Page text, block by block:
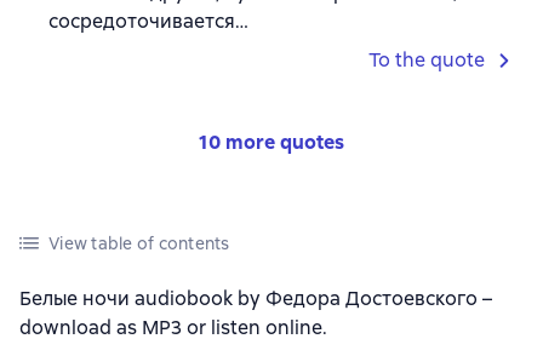
сосредоточивается…
To the quote
10 more quotes
View table of contents
Белые ночи audiobook by Федора Достоевского –
download as MP3 or listen online.